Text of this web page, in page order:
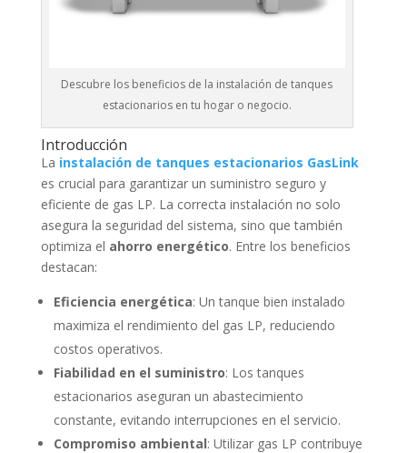
Descubre los beneficios de la instalación de tanques
estacionarios en tu hogar o negocio.
Introducción
La instalación de tanques estacionarios GasLink
es crucial para garantizar un suministro seguro y
eficiente de gas LP. La correcta instalación no solo
asegura la seguridad del sistema, sino que también
optimiza el ahorro energético. Entre los beneficios
destacan:
Eficiencia energética: Un tanque bien instalado
maximiza el rendimiento del gas LP, reduciendo
costos operativos.
Fiabilidad en el suministro: Los tanques
estacionarios aseguran un abastecimiento
constante, evitando interrupciones en el servicio.
Compromiso ambiental: Utilizar gas LP contribuye